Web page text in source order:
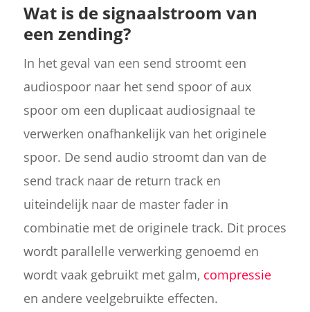
Wat is de signaalstroom van
een zending?
In het geval van een send stroomt een
audiospoor naar het send spoor of aux
spoor om een duplicaat audiosignaal te
verwerken onafhankelijk van het originele
spoor. De send audio stroomt dan van de
send track naar de return track en
uiteindelijk naar de master fader in
combinatie met de originele track. Dit proces
wordt parallelle verwerking genoemd en
wordt vaak gebruikt met galm, compressie
en andere veelgebruikte effecten.